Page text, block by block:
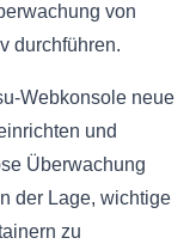
von
durchführen.
Webkonsole neue
und
Überwachung
der Lage, wichtige
zu